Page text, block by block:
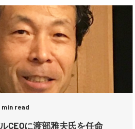
min read
CEOに渡部雅夫氏を任命